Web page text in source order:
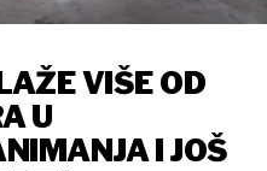
VIŠE OD
U
I JOŠ